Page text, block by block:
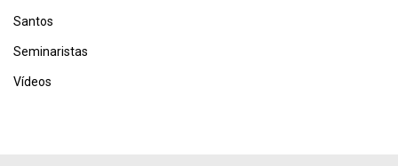
Santos
Seminaristas
Vídeos